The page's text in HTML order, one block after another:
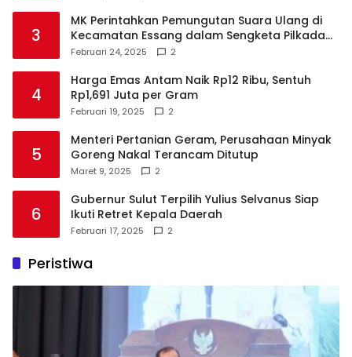
3
MK Perintahkan Pemungutan Suara Ulang di
Kecamatan Essang dalam Sengketa Pilkada
Talaud
Februari 24, 2025 2
4
Harga Emas Antam Naik Rp12 Ribu, Sentuh
Rp1,691 Juta per Gram
Februari 19, 2025 2
5
Menteri Pertanian Geram, Perusahaan Minyak
Goreng Nakal Terancam Ditutup
Maret 9, 2025 2
6
Gubernur Sulut Terpilih Yulius Selvanus Siap
Ikuti Retret Kepala Daerah
Februari 17, 2025 2
Peristiwa